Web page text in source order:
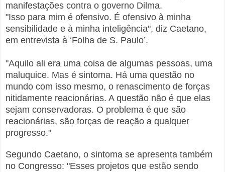
manifestações contra o governo Dilma.
"Isso para mim é ofensivo. É ofensivo à minha
sensibilidade e à minha inteligência", diz Caetano,
em entrevista à ‘Folha de S. Paulo’.
"Aquilo ali era uma coisa de algumas pessoas, uma
maluquice. Mas é sintoma. Há uma questão no
mundo com isso mesmo, o renascimento de forças
nitidamente reacionárias. A questão não é que elas
sejam conservadoras. O problema é que são
reacionárias, são forças de reação a qualquer
progresso."
Segundo Caetano, o sintoma se apresenta também
no Congresso: "Esses projetos que estão sendo